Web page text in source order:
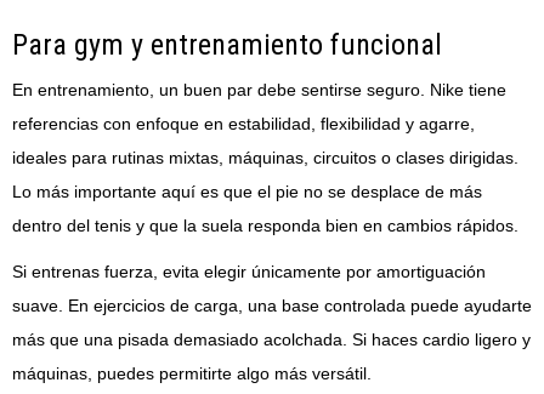
Para gym y entrenamiento funcional
En entrenamiento, un buen par debe sentirse seguro. Nike tiene
referencias con enfoque en estabilidad, flexibilidad y agarre,
ideales para rutinas mixtas, máquinas, circuitos o clases dirigidas.
Lo más importante aquí es que el pie no se desplace de más
dentro del tenis y que la suela responda bien en cambios rápidos.
Si entrenas fuerza, evita elegir únicamente por amortiguación
suave. En ejercicios de carga, una base controlada puede ayudarte
más que una pisada demasiado acolchada. Si haces cardio ligero y
máquinas, puedes permitirte algo más versátil.